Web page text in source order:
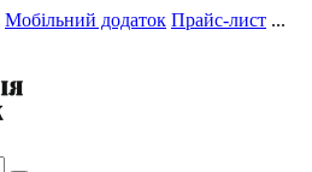
Мобільний додаток Прайс-лист ...